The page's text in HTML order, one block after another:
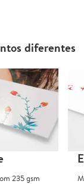
diferentes
235 gsm